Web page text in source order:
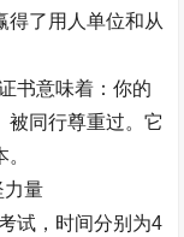
得了用人单位和从
书意味着：你的
被同行尊重过。它
力量
试，时间分别为4